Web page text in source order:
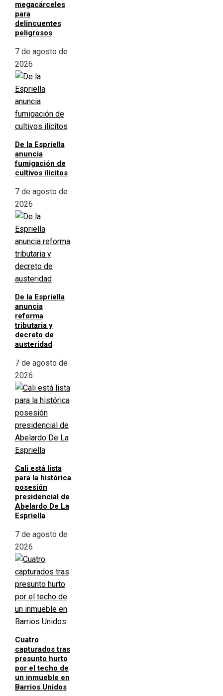
megacárceles
para
delincuentes
peligrosos
7 de agosto de
2026
De la Espriella
anuncia
fumigación de
cultivos ilícitos
7 de agosto de
2026
De la Espriella
anuncia
reforma
tributaria y
decreto de
austeridad
7 de agosto de
2026
Cali está lista
para la histórica
posesión
presidencial de
Abelardo De La
Espriella
7 de agosto de
2026
Cuatro
capturados tras
presunto hurto
por el techo de
un inmueble en
Barrios Unidos